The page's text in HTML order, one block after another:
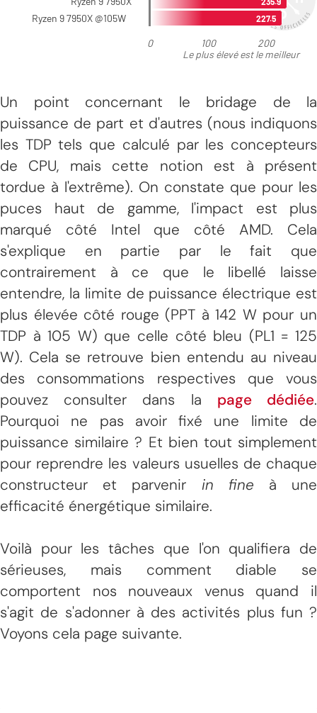
Un point concernant le bridage de la
puissance de part et d'autres (nous indiquons
les TDP tels que calculé par les concepteurs
de CPU, mais cette notion est à présent
tordue à l'extrême). On constate que pour les
puces haut de gamme, l'impact est plus
marqué côté Intel que côté AMD. Cela
s'explique en partie par le fait que
contrairement à ce que le libellé laisse
entendre, la limite de puissance électrique est
plus élevée côté rouge (PPT à 142 W pour un
TDP à 105 W) que celle côté bleu (PL1 = 125
W). Cela se retrouve bien entendu au niveau
des consommations respectives que vous
pouvez consulter dans la page dédiée.
Pourquoi ne pas avoir fixé une limite de
puissance similaire ? Et bien tout simplement
pour reprendre les valeurs usuelles de chaque
constructeur et parvenir in fine à une
efficacité énergétique similaire.
Voilà pour les tâches que l'on qualifiera de
sérieuses, mais comment diable se
comportent nos nouveaux venus quand il
s'agit de s'adonner à des activités plus fun ?
Voyons cela page suivante.